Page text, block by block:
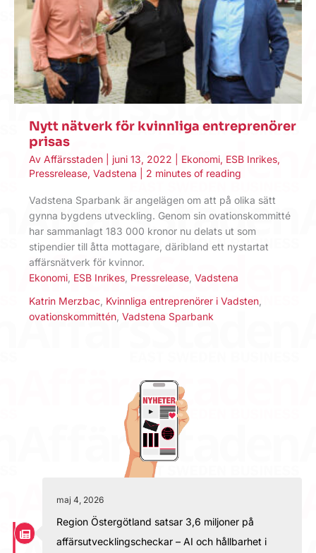
Nytt nätverk för kvinnliga entreprenörer
prisas
Av Affärsstaden juni 13, 2022 Ekonomi, ESB Inrikes,
Pressrelease, Vadstena 2 minutes of reading
Vadstena Sparbank är angelägen om att på olika sätt
gynna bygdens utveckling. Genom sin ovationskommitté
har sammanlagt 183 000 kronor nu delats ut som
stipendier till åtta mottagare, däribland ett nystartat
affärsnätverk för kvinnor.
Ekonomi ESB Inrikes Pressrelease Vadstena
Katrin Merzbac Kvinnliga entreprenörer i Vadsten
ovationskommittén Vadstena Sparbank
maj 4, 2026
Region Östergötland satsar 3,6 miljoner på
affärsutvecklingscheckar – AI och hållbarhet i